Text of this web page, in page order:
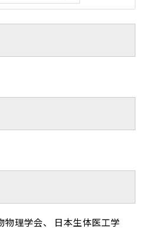
物理学会、 日本生体医工学